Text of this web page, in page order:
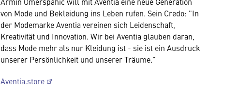
von Mode und Bekleidung ins Leben rufen. Sein Credo: "In
der Modemarke Aventia vereinen sich Leidenschaft,
Kreativität und Innovation. Wir bei Aventia glauben daran,
dass Mode mehr als nur Kleidung ist - sie ist ein Ausdruck
unserer Persönlichkeit und unserer Träume."
Aventia.store